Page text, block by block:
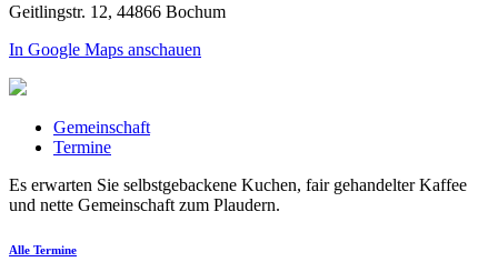
Geitlingstr. 12, 44866 Bochum
In Google Maps anschauen
Gemeinschaft
Termine
Es erwarten Sie selbstgebackene Kuchen, fair gehandelter Kaffee
und nette Gemeinschaft zum Plaudern.
Alle Termine